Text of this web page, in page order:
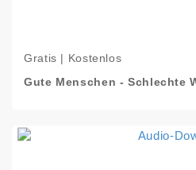
Gratis | Kostenlos
Gute Menschen - Schlechte